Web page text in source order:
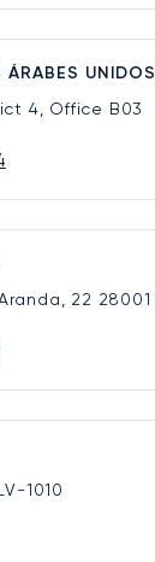
ÁRABES UNIDOS
4, Office B03
22 28001
1010